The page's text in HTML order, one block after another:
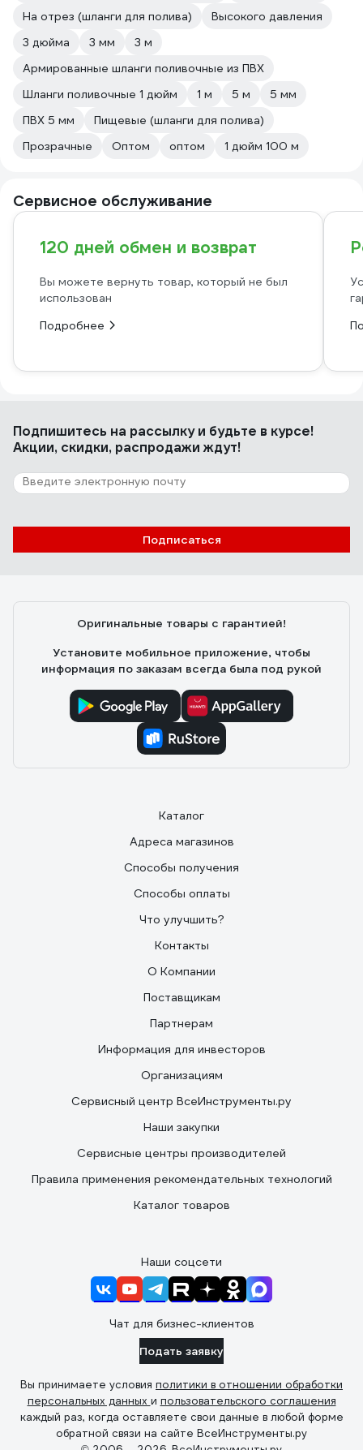
На отрез (шланги для полива)
Высокого давления
3 дюйма
3 мм
3 м
Армированные шланги поливочные из ПВХ
Шланги поливочные 1 дюйм
1 м 5 м
5 мм
ПВХ 5 мм
Пищевые (шланги для полива)
Прозрачные
Оптом оптом 1 дюйм 100 м
Сервисное обслуживание
120 дней обмен и возврат
Вы можете вернуть товар, который не был
использован
Подробнее
Подпишитесь на рассылкуи будьте в курсе!
Акции, скидки, распродажи ждут!
Подписаться
Оригинальные товары с гарантией!
Установите мобильное приложение, чтобы
информация по заказам всегда была под рукой
Каталог
Адреса магазинов
Способы получения
Способы оплаты
Что улучшить?
Контакты
О Компании
Поставщикам
Партнерам
Информация для инвесторов
Организациям
Сервисный центр ВсеИнструменты.ру
Наши закупки
Сервисные центры производителей
Правила применения рекомендательных технологий
Каталог товаров
Наши соцсети
Чат для бизнес-клиентов
Подать заявку
Вы принимаете условия политики в отношении обработки
персональных данных и пользовательского соглашения
каждый раз, когда оставляете свои данные в любой форме
обратной связи на сайте ВсеИнструменты.ру